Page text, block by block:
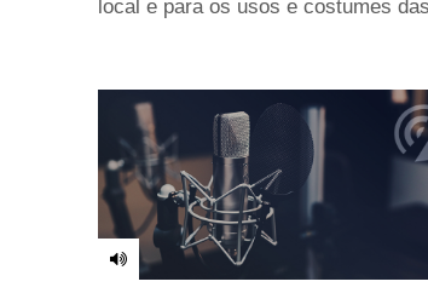
local e para os usos e costumes